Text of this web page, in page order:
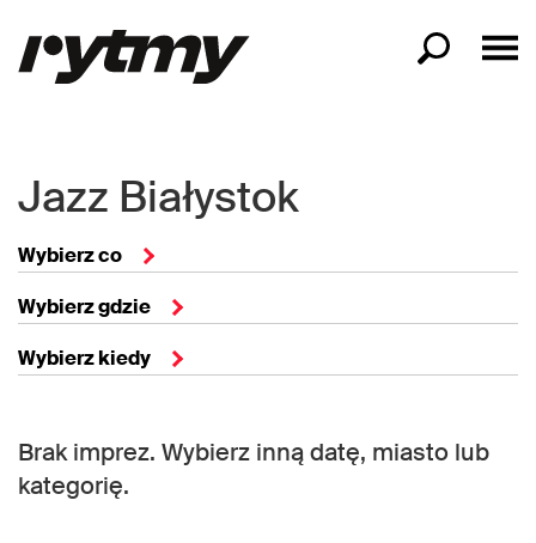
Jazz Białystok
Wybierz co
Wybierz gdzie
Wybierz kiedy
Brak imprez. Wybierz inną datę, miasto lub
kategorię.